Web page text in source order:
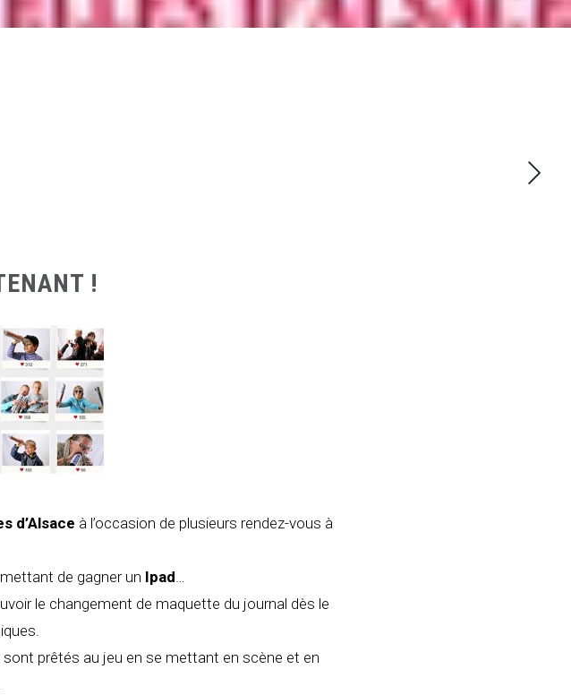
!
d’Alsace à l’occasion de plusieurs rendez-vous à
de gagner un Ipad…
le changement de maquette du journal dès le
prêtés au jeu en se mettant en scène et en